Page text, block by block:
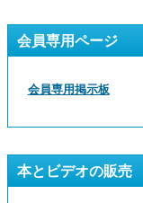
会員専用ページ
会員専用掲示板
本とビデオの販売